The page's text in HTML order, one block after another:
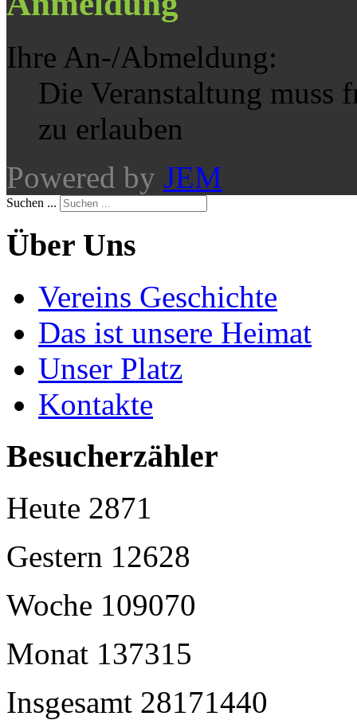
Ihre An-/Abmeldung:
Die Veranstaltung muss
zu erlauben
Powered by JEM
Suchen ...
Über Uns
Vereins Geschichte
Das ist unsere Heimat
Unser Platz
Kontakte
Besucherzähler
Heute 2871
Gestern 12628
Woche 109070
Monat 137315
Insgesamt 28171440